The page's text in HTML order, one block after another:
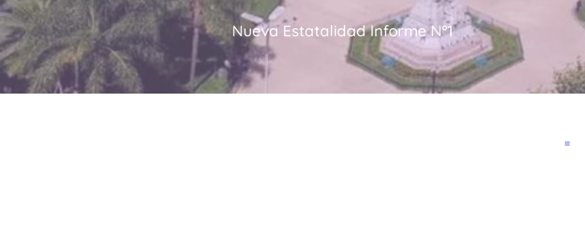
Nueva Estatalidad Informe Nº1